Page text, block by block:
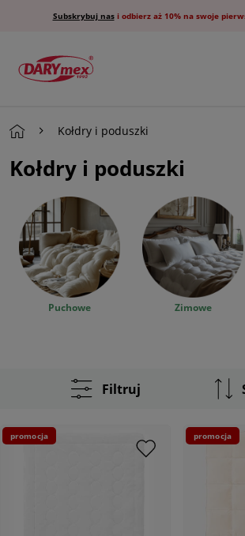
Subskrybuj nasi odbierz aż 10% na swoje
Kołdry i poduszki
Kołdry i poduszki
Puchowe Zimowe
Filtruj
promocja promocja